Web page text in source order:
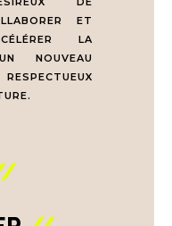
ET
LA
NOUVEAU